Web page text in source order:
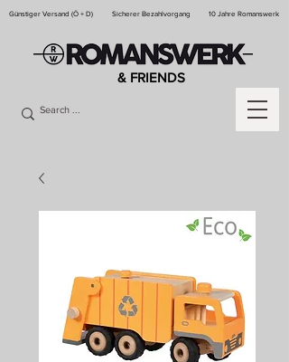
Günstiger Versand (Ö + D) Sicherer Bezahlvorgang 10 Jahre Romanswerk
& FRIENDS